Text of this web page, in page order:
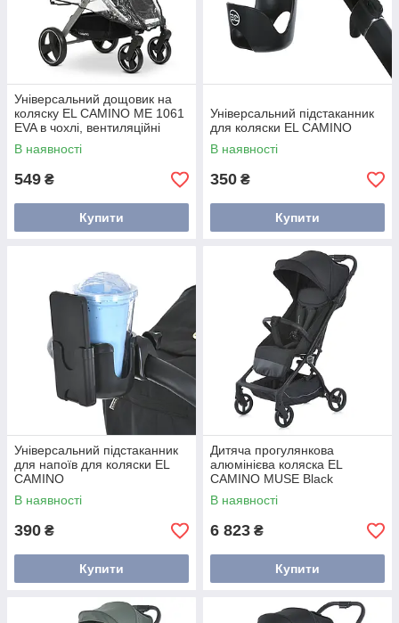
Універсальний дощовик на
коляску EL CAMINO ME 1061
EVA в чохлі, вентиляційні
отвори
В наявності
549 ₴
Купити
Універсальний підстаканник
для коляски EL CAMINO
В наявності
350 ₴
Купити
Універсальний підстаканник
для напоїв для коляски EL
CAMINO
В наявності
390 ₴
Купити
Дитяча прогулянкова
алюмінієва коляска EL
CAMINO MUSE Black
автоскладання чорна
В наявності
6 823 ₴
Купити